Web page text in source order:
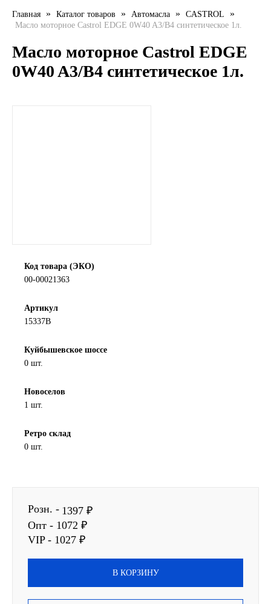
LIQUI MOLY
LUXE
MANNOL
TOTACHI
TOTAL
Valvoline
ZIC
ЛУКОЙЛ
Новоуфимский НПЗ
Главная » Каталог товаров » Автомасла » CASTROL »
Масло моторное Castrol EDGE 0W40 A3/B4 синтетическое 1л.
Масло моторное Castrol EDGE
0W40 A3/B4 синтетическое 1л.
Код товара (ЭКО)
00-00021363
Артикул
15337B
Куйбышевское шоссе
0 шт.
Новоселов
1 шт.
Ретро склад
0 шт.
Розн. - 1397 ₽
Опт - 1072 ₽
VIP - 1027 ₽
В КОРЗИНУ